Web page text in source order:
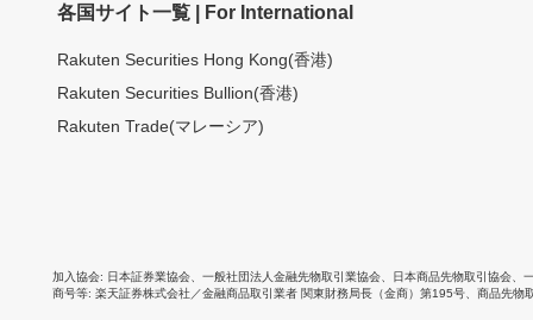
各国サイト一覧 | For International
Rakuten Securities Hong Kong(香港)
Rakuten Securities Bullion(香港)
Rakuten Trade(マレーシア)
加入協会 日本証券業協会 一般社団法人金融先物取引業協会 日本商品先物取引協会
商号等 楽天証券株式会社／金融商品取引業者 関東財務局長（金商）第195号、商品先物